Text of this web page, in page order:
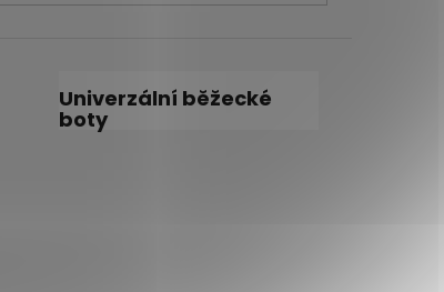
Univerzální běžecké
boty